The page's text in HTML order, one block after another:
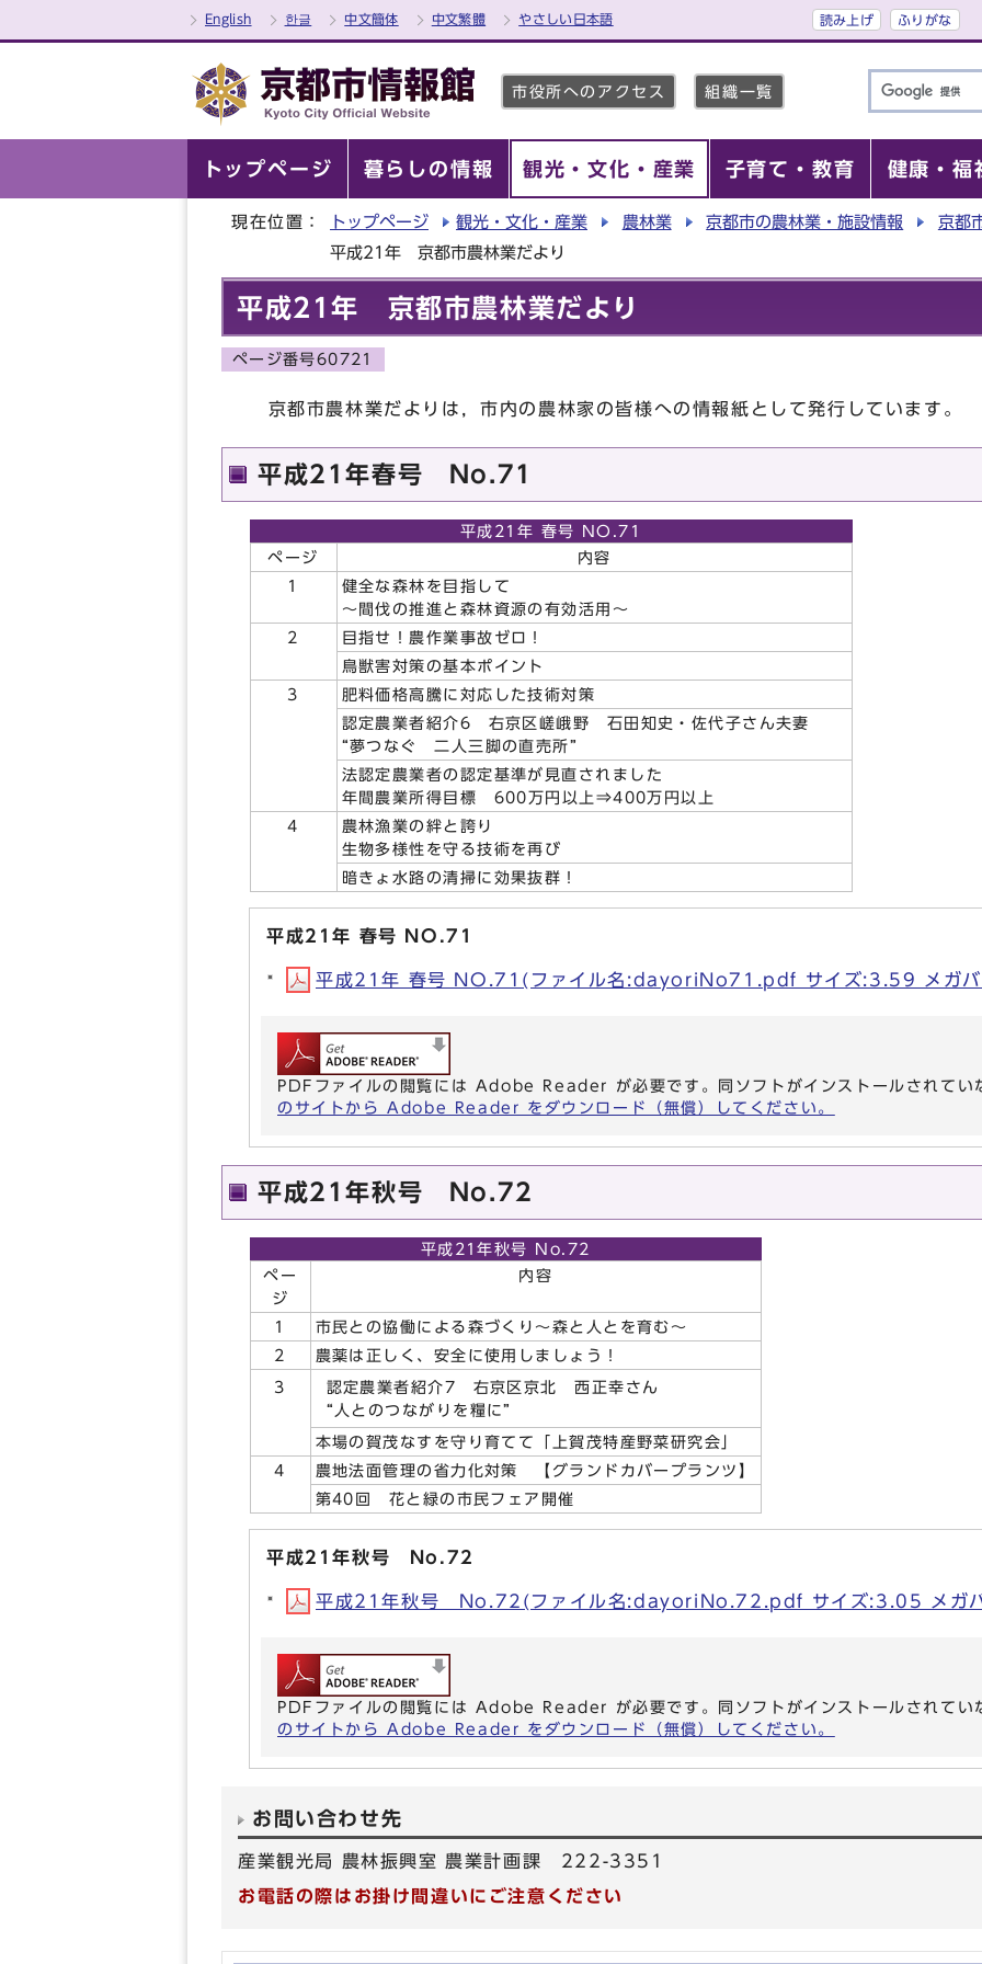
English 한글 中文簡体 中文繁體 やさしい日本語 読み上げ ふりがな
市役所へのアクセス 組織一覧
トップページ 暮らしの情報 観光・文化・産業 子育て・教育 健康・福
現在位置： トップページ 観光・文化・産業 農林業 京都市の農林業・施設情報
京都
平成21年 京都市農林業だより
平成21年 京都市農林業だより
ページ番号60721
京都市農林業だよりは，市内の農林家の皆様への情報紙として発行しています。
平成21年春号 No.71
平成21年 春号 NO.71
ページ
内容
1
健全な森林を目指して
～間伐の推進と森林資源の有効活用～
2
目指せ！農作業事故ゼロ！
鳥獣害対策の基本ポイント
3
肥料価格高騰に対応した技術対策
認定農業者紹介6 右京区嵯峨野 石田知史・佐代子さん夫妻
“夢つなぐ 二人三脚の直売所”
法認定農業者の認定基準が見直されました
年間農業所得目標 600万円以上⇒400万円以上
4
農林漁業の絆と誇り
生物多様性を守る技術を再び
暗きょ水路の清掃に効果抜群！
平成21年 春号 NO.71
平成21年 春号 NO.71(ファイル名:dayoriNo71.pdf サイズ:3.59 メガ
PDFファイルの閲覧には Adobe Reader が必要です。同ソフトがインストールされてい
のサイトから Adobe Reader をダウンロード（無償）してください。
平成21年秋号 No.72
平成21年秋号 No.72
ペー
ジ
内容
1
市民との協働による森づくり～森と人とを育む～
2
農薬は正しく、安全に使用しましょう！
3
認定農業者紹介7 右京区京北 西正幸さん
“人とのつながりを糧に”
本場の賀茂なすを守り育てて「上賀茂特産野菜研究会」
4
農地法面管理の省力化対策 【グランドカバープランツ】
第40回 花と緑の市民フェア開催
平成21年秋号 No.72
平成21年秋号 No.72(ファイル名:dayoriNo.72.pdf サイズ:3.05 メガ
PDFファイルの閲覧には Adobe Reader が必要です。同ソフトがインストールされてい
のサイトから Adobe Reader をダウンロード（無償）してください。
お問い合わせ先
産業観光局 農林振興室 農業計画課 222-3351
お電話の際はお掛け間違いにご注意ください